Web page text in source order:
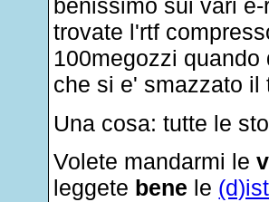
benissimo sui vari
trovate l'rtf
100megozzi
che si e' smazzato il
Una cosa: tutte le
Volete mandarmi le
leggete bene le